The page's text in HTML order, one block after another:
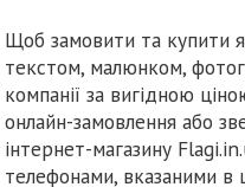
Щоб замовити та купити
текстом, малюнком,
компанії за вигідною
онлайн-замовлення або
інтернет-магазину
телефонами, вказаними в